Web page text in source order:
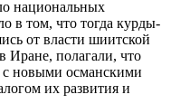
национальных
в том, что тогда курды-
от власти шиитской
Иране, полагали, что
с новыми османскими
их развития и